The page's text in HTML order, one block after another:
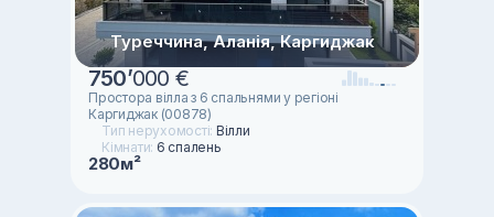
Туреччина, Аланія, Каргиджак
750’000 €
Простора вілла з 6 спальнями у регіоні
Каргиджак (00878)
Тип нерухомості: Вілли
Кімнати: 6 спалень
280м²